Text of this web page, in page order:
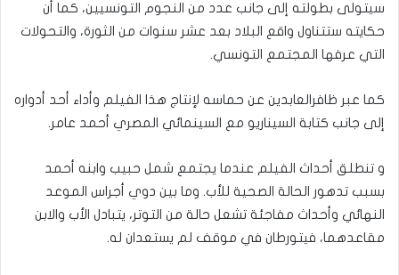
سيتولى بطولته إلى جانب عدد من النجوم التونسيين، كما أن
حكايته ستتناول واقع البلاد بعد عشر سنوات من الثورة، والتحولات
التي عرفها المجتمع التونسي.
كما عبر ظافرالعابدين عن حماسه لإنتاج هذا الفيلم وأداء أحد أدواره
إلى جانب كتابة السيناريو مع السينمائي المصري أحمد عامر.
و تنطلق أحداث الفيلم عندما يجتمع شمل حبيب وابنه أحمد
بسبب تدهور الحالة الصحية للأب. وما بين دوي أجراس الموعد
النهائي وأحداث مفاجئة تشعل حالة من التوتر، يتبادل الأب والابن
مقاعدهما، فيتورطان في موقف لم يستعدان له.